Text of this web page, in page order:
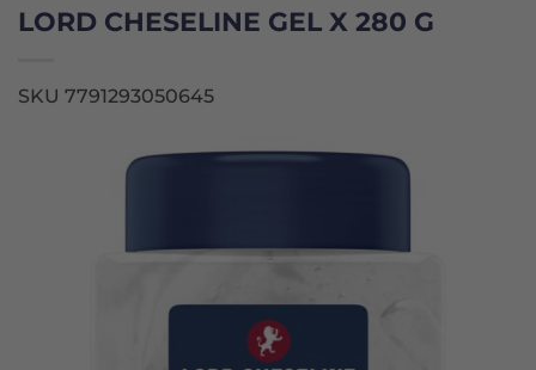
LORD CHESELINE GEL X 280 G
SKU 7791293050645